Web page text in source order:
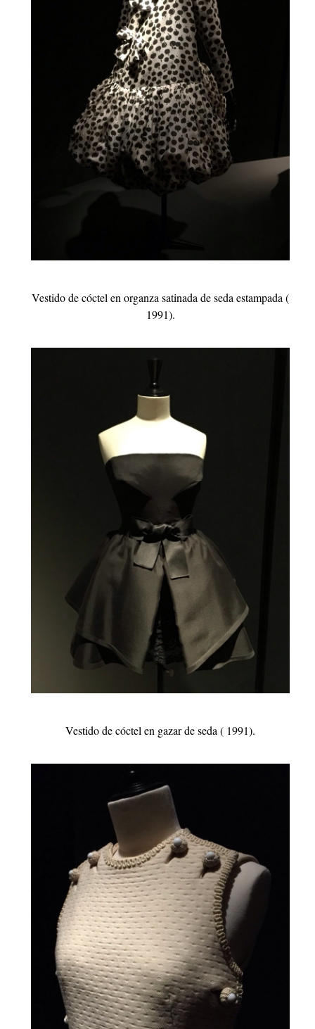
Vestido de cóctel en organza satinada de seda estampada (
1991).
Vestido de cóctel en gazar de seda ( 1991).